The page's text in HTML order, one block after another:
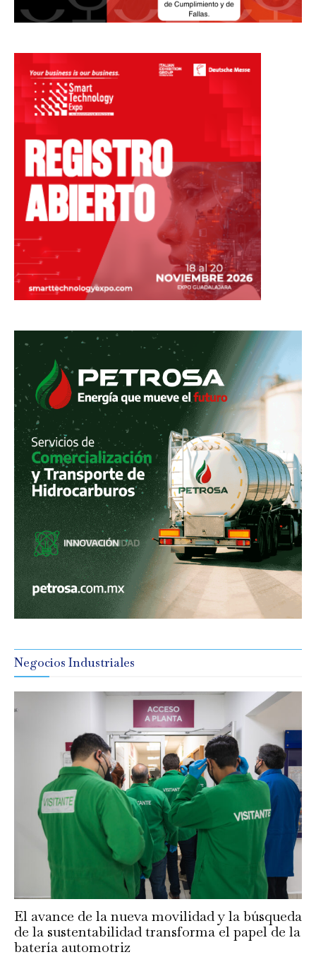
Negocios Industriales
El avance de la nueva movilidad y la búsqueda
de la sustentabilidad transforma el papel de la
batería automotriz